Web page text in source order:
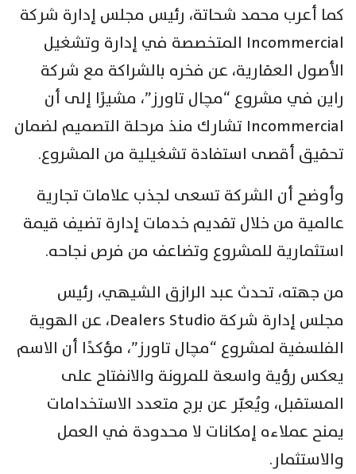
كما أعرب محمد شحاتة، رئيس مجلس إدارة شركة
Incommercial المتخصصة في إدارة وتشغيل
الأصول العقارية، عن فخره بالشراكة مع شركة
راين في مشروع “مچال تاورز”، مشيرًا إلى أن
Incommercial تشارك منذ مرحلة التصميم لضمان
تحقيق أقصى استفادة تشغيلية من المشروع.
وأوضح أن الشركة تسعى لجذب علامات تجارية
عالمية من خلال تقديم خدمات إدارة تضيف قيمة
استثمارية للمشروع وتضاعف من فرص نجاحه.
من جهته، تحدث عبد الرازق الشيهي، رئيس
مجلس إدارة شركة Dealers Studio، عن الهوية
الفلسفية لمشروع “مچال تاورز”، مؤكدًا أن الاسم
يعكس رؤية واسعة للمرونة والانفتاح على
المستقبل، ويُعبّر عن برج متعدد الاستخدامات
يمنح عملاءه إمكانات لا محدودة في العمل
والاستثمار.